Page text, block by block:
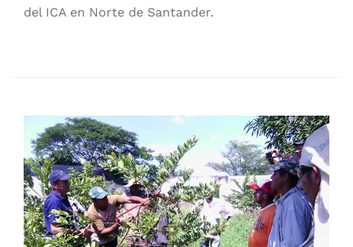
del ICA en Norte de Santander.